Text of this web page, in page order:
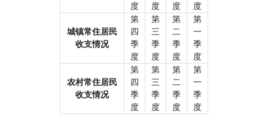
度
度
度
度
城镇常住居民
收支情况
第
四
季
度
第
三
季
度
第
二
季
度
第
一
季
度
农村常住居民
收支情况
第
四
季
度
第
三
季
度
第
二
季
度
第
一
季
度